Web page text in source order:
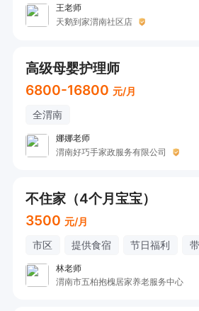
王老师
天鹅到家渭南社区店
高级母婴护理师
6800-16800 元/月
全渭南
娜娜老师
渭南好巧手家政服务有限公司
不住家（4个月宝宝）
3500 元/月
市区 提供食宿 节日福利
林老师
渭南市五柏抱槐居家养老服务中心